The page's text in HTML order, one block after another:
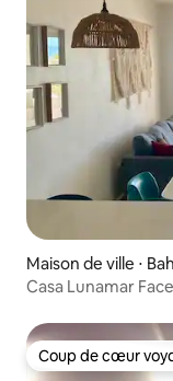
Maison de ville ⋅
Casa Lunamar
Coup de cœur
Coup de cœur